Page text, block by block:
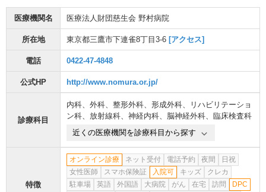
医療機関名 医療法人財団慈生会 野村病院
所在地 東京都三鷹市下連雀8丁目3-6 [アクセス]
電話 0422-47-4848
公式HP http://www.nomura.or.jp/
診療科目
内科、 外科、 整形外科、 形成外科、
リハビリテーショ
ン科、 放射線科、 神経内科、 脳神経外科、 臨床検査科
近くの医療機関を診療科目から探す
特徴
オンライン診療 ネット受付 電話予約 夜間
日祝
女性医師
スマホ保険証 入院可 キッズ
クレカ
駐車場
英語 外国語 大病院 がん 在宅 訪問
DPC